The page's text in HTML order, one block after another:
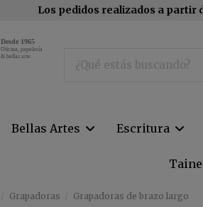
Los pedidos realizados a partir
Desde 1965
Oﬁcina, papelería
& bellas arte
Bellas Artes Escritura
Grapadoras Grapadoras de brazo largo